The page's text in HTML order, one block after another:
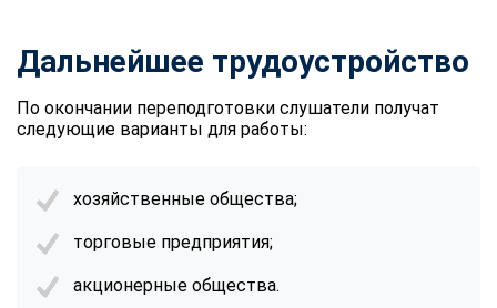
Дальнейшее трудоустройство
По окончании переподготовки слушатели получат
следующие варианты для работы:
хозяйственные общества;
торговые предприятия;
акционерные общества.
Мессенджеры
Vkontakte EMail